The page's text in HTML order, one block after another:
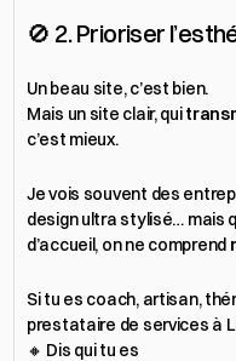
🚫 2. Prioriser
Un beau site, c’est bien.
Mais un site clair, qui
c’est mieux.
Je vois souvent des
design ultra stylisé… mais
d’accueil, on ne comprend
Si tu es coach, artisan,
prestataire de services à
🔸 Dis qui tu es